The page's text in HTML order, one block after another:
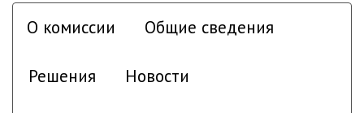
О комиссии Общие сведения
Решения Новости